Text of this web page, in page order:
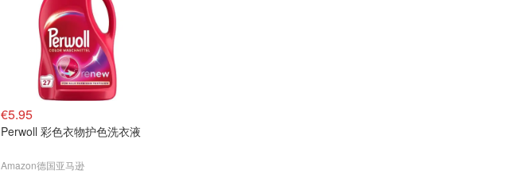
€5.95
Perwoll 彩色衣物护色洗衣液
Amazon德国亚马逊